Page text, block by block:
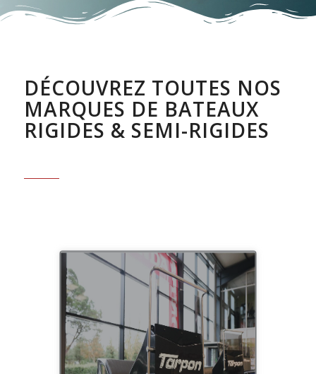
DÉCOUVREZ TOUTES NOS
MARQUES DE BATEAUX
RIGIDES & SEMI-RIGIDES
Découvrir